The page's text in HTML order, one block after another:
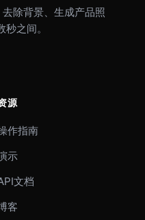
除背景、生成产品照
之间。
源
作指南
示
文档
客